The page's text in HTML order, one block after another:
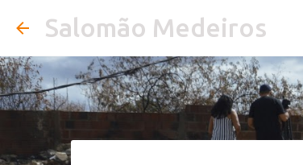
Salomão Medeiros